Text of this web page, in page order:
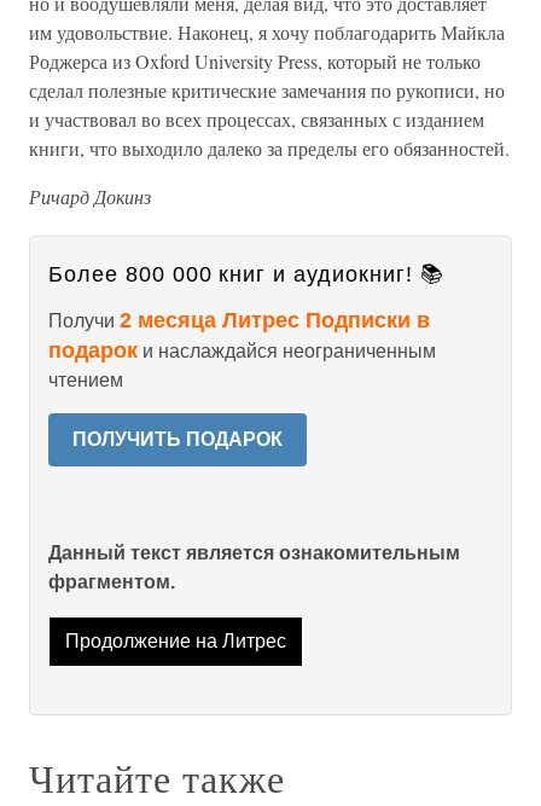
им удовольствие. Наконец, я хочу поблагодарить Майкла
Роджерса из Oxford University Press, который не только
сделал полезные критические замечания по рукописи, но
и участвовал во всех процессах, связанных с изданием
книги, что выходило далеко за пределы его обязанностей.
Ричард Докинз
Более 800 000 книг и аудиокниг! 📚
Получи 2 месяца Литрес Подписки в
подарок и наслаждайся неограниченным
чтением
ПОЛУЧИТЬ ПОДАРОК
Данный текст является ознакомительным
фрагментом.
Продолжение на Литрес
Читайте также